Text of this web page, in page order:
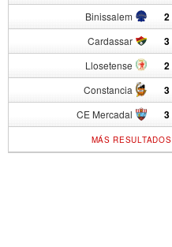
Binissalem 2
Cardassar 3
Llosetense 2
Constancia 3
CE Mercadal 3
MÁS RESULTADOS